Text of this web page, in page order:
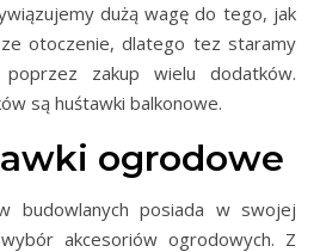
dużą wagę do tego, jak
otoczenie, dlatego tez staramy
zakup wielu dodatków.
są huśtawki balkonowe.
ogrodowe
budowlanych posiada w swojej
akcesoriów ogrodowych. Z